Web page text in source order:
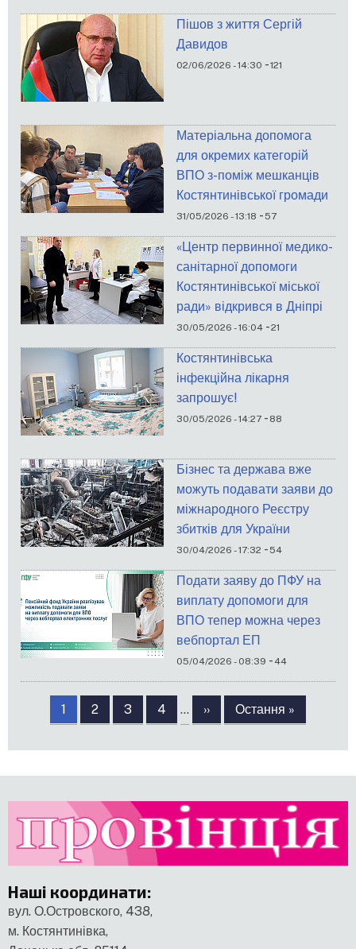
Пішов з життя Сергій
Давидов
02/06/2026 - 14:30 -121
Матеріальна допомога
для окремих категорій
ВПО з-поміж мешканців
Костянтинівської громади
31/05/2026 - 13:18 -57
«Центр первинної медико-
санітарної допомоги
Костянтинівської міської
ради» відкрився в Дніпрі
30/05/2026 - 16:04 -21
Костянтинівська
інфекційна лікарня
запрошує!
30/05/2026 - 14:27 - 88
Бізнес та держава вже
можуть подавати заяви до
міжнародного Реєстру
збитків для України
30/04/2026 - 17:32 -54
Подати заяву до ПФУ на
виплату допомоги для
ВПО тепер можна через
вебпортал ЕП
05/04/2026 - 08:39 - 44
Розбивка
сторінки
Сторінка
1 Сторінка
2 Сторінка
3 Сторінка
4 …
Наступна
сторінка
››
Остання
сторінка
Остання »
Наші координати:
вул. О.Островского, 438,
м. Костянтинівка,